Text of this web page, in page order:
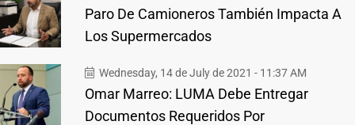
Paro De Camioneros También Impacta A
Los Supermercados
Wednesday, 14 de July de 2021 - 11:37 AM
Omar Marreo: LUMA Debe Entregar
Documentos Requeridos Por